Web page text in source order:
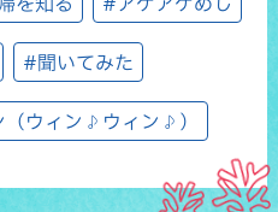
#聞いてみた
（ウィン♪ウィン♪）